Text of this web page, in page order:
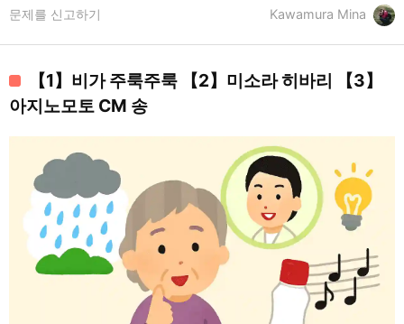
Kawamura Mina
문제를 신고하기
【1】비가 주룩주룩 【2】미소라 히바리 【3】
아지노모토 CM 송